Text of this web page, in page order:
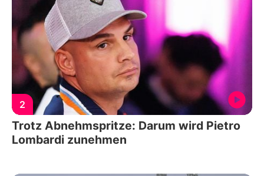
2
Trotz Abnehmspritze: Darum wird Pietro
Lombardi zunehmen